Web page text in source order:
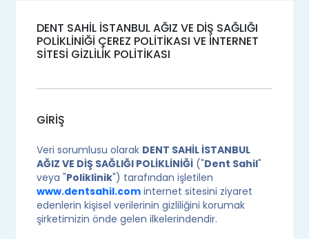
DENT SAHİL İSTANBUL AĞIZ VE DİŞ SAĞLIĞI
POLİKLİNİĞİ ÇEREZ POLİTİKASI VE İNTERNET
SİTESİ GİZLİLİK POLİTİKASI
GİRİŞ
Veri sorumlusu olarak DENT SAHİL İSTANBUL
AĞIZ VE DİŞ SAĞLIĞI POLİKLİNİĞİ ("Dent Sahil"
veya "Poliklinik") tarafından işletilen
www.dentsahil.com internet sitesini ziyaret
edenlerin kişisel verilerinin gizliliğini korumak
şirketimizin önde gelen ilkelerindendir.